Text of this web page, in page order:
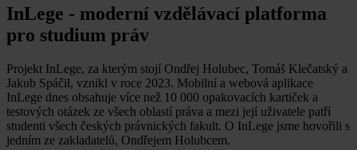
InLege - moderní vzdělávací platforma
pro studium práv
Projekt InLege, za kterým stojí Ondřej Holubec, Tomáš Klečatský a
Jakub Spáčil, vznikl v roce 2023. Mobilní a webová aplikace
InLege dnes obsahuje více než 10 000 opakovacích kartiček a
testových otázek ze všech oblastí práva a mezi její uživatele patří
studenti všech českých právnických fakult. O InLege jsme hovořili s
jedním ze zakladatelů, Ondřejem Holubcem.